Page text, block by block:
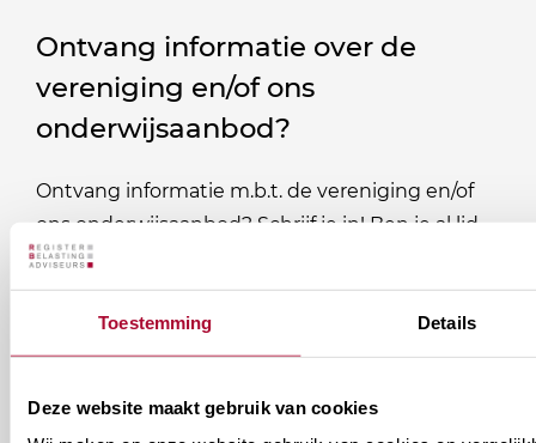
Toestemming Details
Deze website maakt gebruik van cookies
Ontvang informatie over de
vereniging en/of ons
onderwijsaanbod?
Ontvang informatie m.b.t. de vereniging en/of
ons onderwijsaanbod? Schrijf je in! Ben je al lid
van het RB? Geef dan in je profiel op Mijn RB
aan welke nieuwsbrieven je wil ontvangen.
Welke
nieuwsbrieven